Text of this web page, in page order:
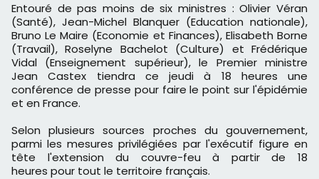
Entouré de pas moins de six ministres : Olivier Véran
(Santé), Jean-Michel Blanquer (Education nationale),
Bruno Le Maire (Economie et Finances), Elisabeth Borne
(Travail), Roselyne Bachelot (Culture) et Frédérique
Vidal (Enseignement supérieur), le Premier ministre
Jean Castex tiendra ce jeudi à 18 heures une
conférence de presse pour faire le point sur l'épidémie
et en France.
Selon plusieurs sources proches du gouvernement,
parmi les mesures privilégiées par l'exécutif figure en
tête l'extension du couvre-feu à partir de 18
heures pour tout le territoire français.